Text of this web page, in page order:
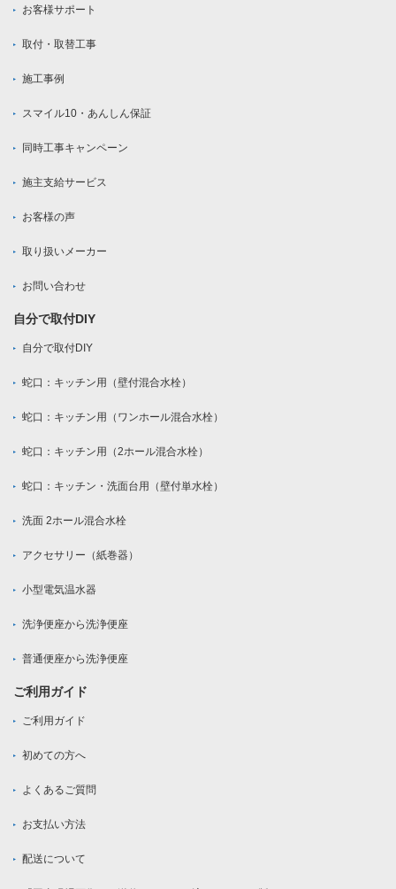
お客様サポート
取付・取替工事
施工事例
スマイル10・あんしん保証
同時工事キャンペーン
施主支給サービス
お客様の声
取り扱いメーカー
お問い合わせ
自分で取付DIY
自分で取付DIY
蛇口：キッチン用（壁付混合水栓）
蛇口：キッチン用（ワンホール混合水栓）
蛇口：キッチン用（2ホール混合水栓）
蛇口：キッチン・洗面台用（壁付単水栓）
洗面 2ホール混合水栓
アクセサリー（紙巻器）
小型電気温水器
洗浄便座から洗浄便座
普通便座から洗浄便座
ご利用ガイド
ご利用ガイド
初めての方へ
よくあるご質問
お支払い方法
配送について